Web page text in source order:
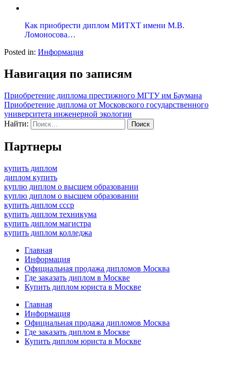
Как приобрести диплом МИТХТ имени М.В.
Ломоносова…
Posted in: Информация
Навигация по записям
Приобретение диплома престижного МГТУ им Баумана
Приобретение диплома от Московского государственного
университета инженерной экологии
Найти:
Партнеры
купить диплом
диплом купить
куплю диплом о высшем образовании
куплю диплом о высшем образовании
купить диплом ссср
купить диплом техникума
купить диплом магистра
купить диплом колледжа
Главная
Информация
Официальная продажа дипломов Москва
Где заказать диплом в Москве
Купить диплом юриста в Москве
Главная
Информация
Официальная продажа дипломов Москва
Где заказать диплом в Москве
Купить диплом юриста в Москве